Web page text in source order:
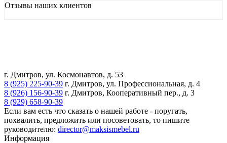
Отзывы наших клиентов
г. Дмитров, ул. Космонавтов, д. 53
8 (925) 225-90-39 г. Дмитров, ул. Профессиональная, д. 4
8 (926) 156-90-39 г. Дмитров, Кооперативный пер., д. 3
8 (929) 658-90-39
Если вам есть что сказать о нашей работе - поругать,
похвалить, предложить или посоветовать, то пишите
руководителю: director@maksismebel.ru
Информация